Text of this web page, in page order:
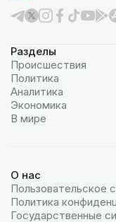
Разделы
Происшествия
Политика
Аналитика
Экономика
В мире
О нас
Пользовательское
Политика
Государственные